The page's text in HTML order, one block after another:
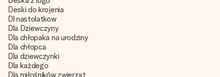
Deski do krojenia
Dl nastolatkow
Dla Dziewczyny
Dla chłopaka na urodziny
Dla chłopca
Dla dziewczynki
Dla każdego
Dla miłośników zwierząt